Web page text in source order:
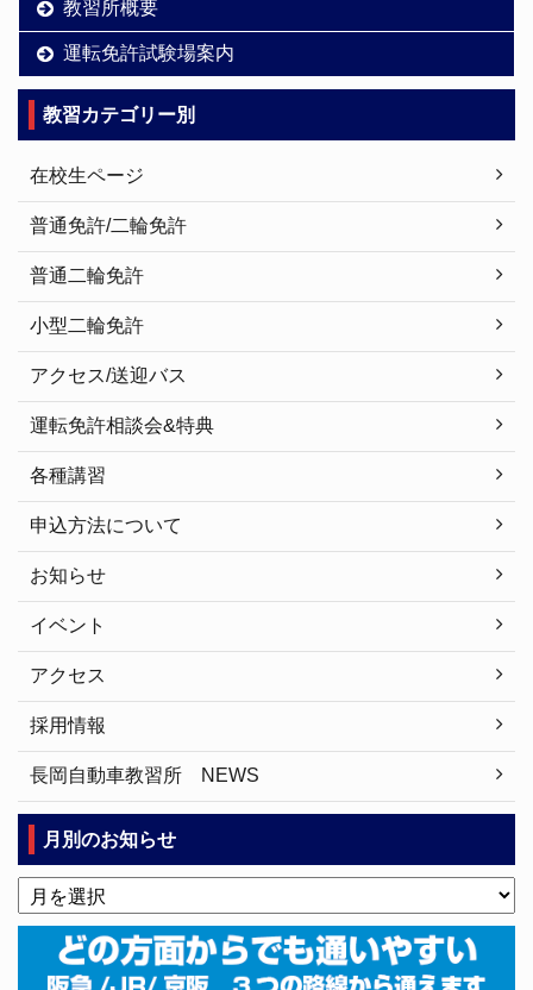
教習所概要
運転免許試験場案内
教習カテゴリー別
在校生ページ
普通免許/二輪免許
普通二輪免許
小型二輪免許
アクセス/送迎バス
運転免許相談会&特典
各種講習
申込方法について
お知らせ
イベント
アクセス
採用情報
長岡自動車教習所 NEWS
月別のお知らせ